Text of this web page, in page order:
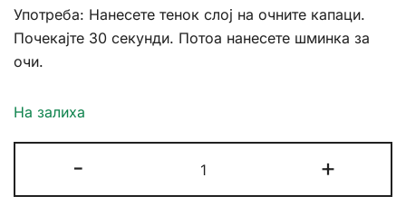
Употреба: Нанесете тенок слој на очните капаци.
Почекајте 30 секунди. Потоа нанесете шминка за
очи.
На залиха
-
Rose
Eyeshadow
+